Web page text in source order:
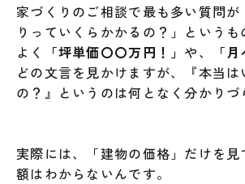
家づくりのご相談で最も多い質問が
りっていくらかかるの？」というも
よく
「坪単価〇〇万円！」 や、 「
どの文言を見かけますが、『本当は
の？』というのは何となく分かりづ
実際には、「建物の価格」だけを見
額はわからないんです。